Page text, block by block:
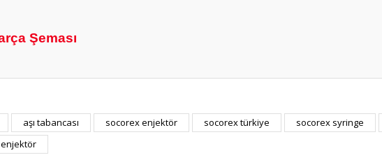
Şeması
Bu ürüne ilk yorumu siz yapın!
aşı tabancası socorex enjektör socorex türkiye socorex syringe